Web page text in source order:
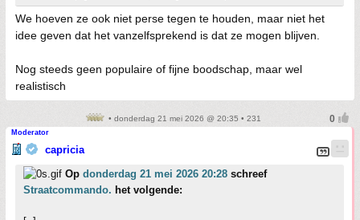
We hoeven ze ook niet perse tegen te houden, maar niet het
idee geven dat het vanzelfsprekend is dat ze mogen blijven.
Nog steeds geen populaire of fijne boodschap, maar wel
realistisch
• donderdag 21 mei 2026 @ 20:35 • 231
Moderator
capricia
Op donderdag 21 mei 2026 20:28 schreef
Straatcommando. het volgende: